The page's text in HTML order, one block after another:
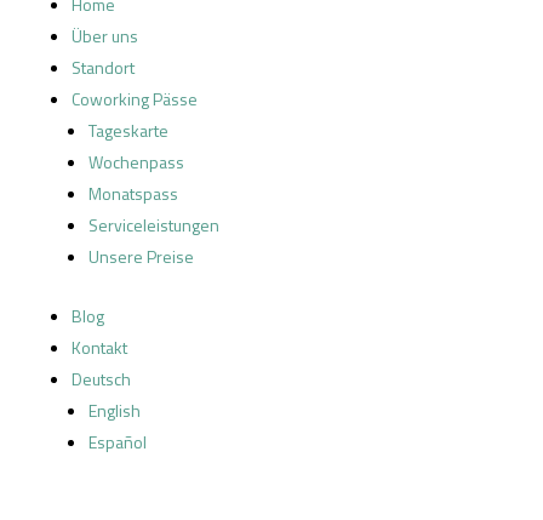
Über uns
Standort
Coworking Pässe
Tageskarte
Wochenpass
Monatspass
Serviceleistungen
Unsere Preise
Blog
Kontakt
Deutsch
English
Español